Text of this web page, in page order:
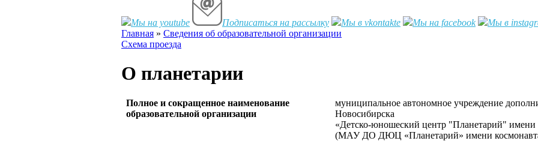
Мы на youtube Подписаться на рассылку Мы в vkontakte Мы на facebook Мы в
Вы здесь
Главная » Сведения об образовательной организации
Схема проезда
О планетарии
Полное и сокращенное наименование
образовательной организации
муниципальное автономное учреждение
Новосибирска
«Детско-юношеский центр "Планетарий"
(МАУ ДО ДЮЦ «Планетарий» имени